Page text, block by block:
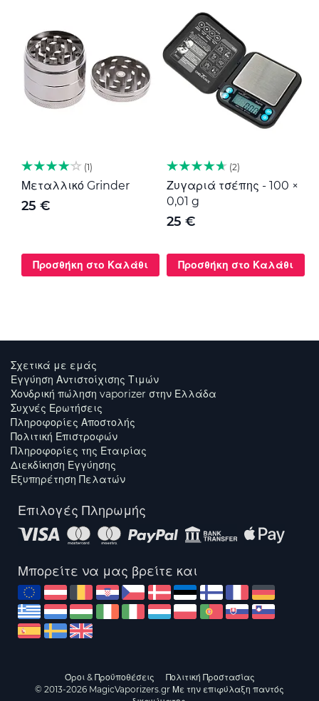
1
Μεταλλικό Grinder
25 €
Προσθήκη στο Καλάθι
2
Ζυγαριά τσέπης - 100 ×
0,01 g
25 €
Προσθήκη στο Καλάθι
Σχετικά με εμάς
Εγγύηση Αντιστοίχισης Τιμών
Χονδρική πώληση vaporizer στην Ελλάδα
Συχνές Ερωτήσεις
Πληροφορίες Αποστολής
Πολιτική Επιστροφών
Πληροφορίες της Εταιρίας
Διεκδίκηση Εγγύησης
Εξυπηρέτηση Πελατών
Επιλογές Πληρωμής
Μπορείτε να μας βρείτε και
Όροι & Προϋποθέσεις
Πολιτική Προστασίας
© 2013-2026 MagicVaporizers.gr Με την επιφύλαξη παντός